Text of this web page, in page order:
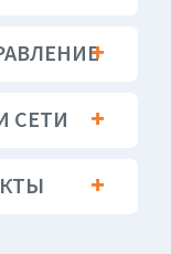
СЕТИ